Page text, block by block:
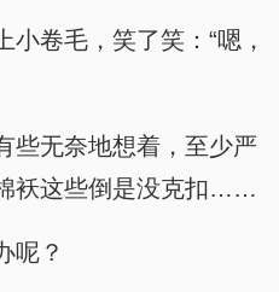
小卷毛，笑了笑：“嗯，
些无奈地想着，至少严
袄这些倒是没克扣……
呢？